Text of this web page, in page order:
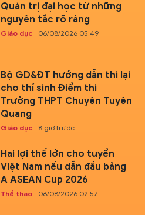
Quản trị đại học từ những
nguyên tắc rõ ràng
Giáo dục 06/08/2026 05:49
Bộ GD&ĐT hướng dẫn thi lại
cho thí sinh Điểm thi
Trường THPT Chuyên Tuyên
Quang
Giáo dục 8 giờ trước
Hai lợi thế lớn cho tuyển
Việt Nam nếu dẫn đầu bảng
A ASEAN Cup 2026
Thể thao 06/08/2026 02:57